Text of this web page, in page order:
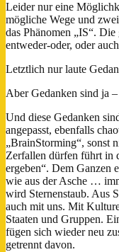
Leider nur eine
mögliche Wege und
das Phänomen „IS“.
entweder-oder, oder
Letztlich nur laute
Aber Gedanken sind ja
Und diese Gedanken
angepasst, ebenfalls
„BrainStorming“, sonst
Zerfallen dürfen führt in
ergeben“. Dem Ganzen
wie aus der Asche …
wird Sternenstaub. Aus
auch mit uns. Mit
Staaten und Gruppen.
fügen sich wieder neu
getrennt davon.